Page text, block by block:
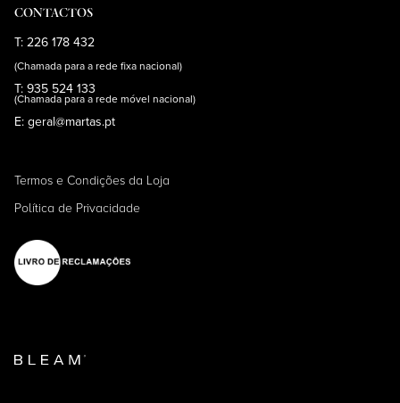
CONTACTOS
T: 226 178 432
(Chamada para a rede fixa nacional)
T: 935 524 133
(Chamada para a rede móvel nacional)
E: geral@martas.pt
Termos e Condições da Loja
Política de Privacidade